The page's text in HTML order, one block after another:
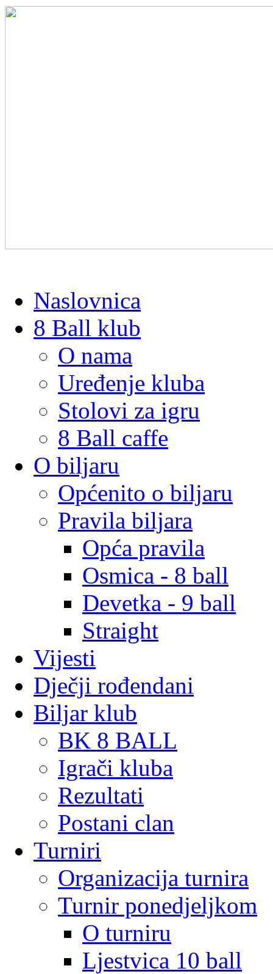
Naslovnica
8 Ball klub
O nama
Uređenje kluba
Stolovi za igru
8 Ball caffe
O biljaru
Općenito o biljaru
Pravila biljara
Opća pravila
Osmica - 8 ball
Devetka - 9 ball
Straight
Vijesti
Dječji rođendani
Biljar klub
BK 8 BALL
Igrači kluba
Rezultati
Postani clan
Turniri
Organizacija turnira
Turnir ponedjeljkom
O turniru
Ljestvica 10 ball